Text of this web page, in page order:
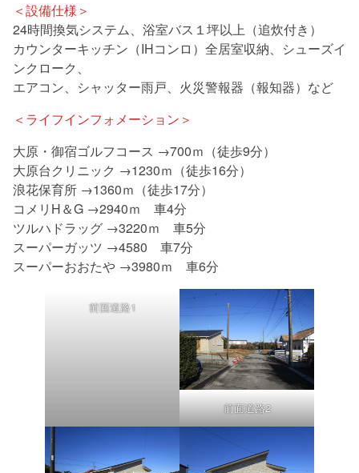
＜設備仕様＞
24時間換気システム、浴室バス１坪以上（追炊付き）
カウンターキッチン（IHコンロ）全居室収納、シューズイ
ンクローク、
エアコン、シャッター雨戸、火災警報器（報知器）など
＜ライフインフォメーション＞
大原・御宿ゴルフコース →700ｍ（徒歩9分）
大原台クリニック →1230ｍ（徒歩16分）
浪花保育所 →1360ｍ（徒歩17分）
コメリH＆G →2940ｍ 車4分
ツルハドラッグ →3220ｍ 車5分
スーパーガッツ →4580 車7分
スーパーおおたや →3980ｍ 車6分
前面道路1
前面道路2